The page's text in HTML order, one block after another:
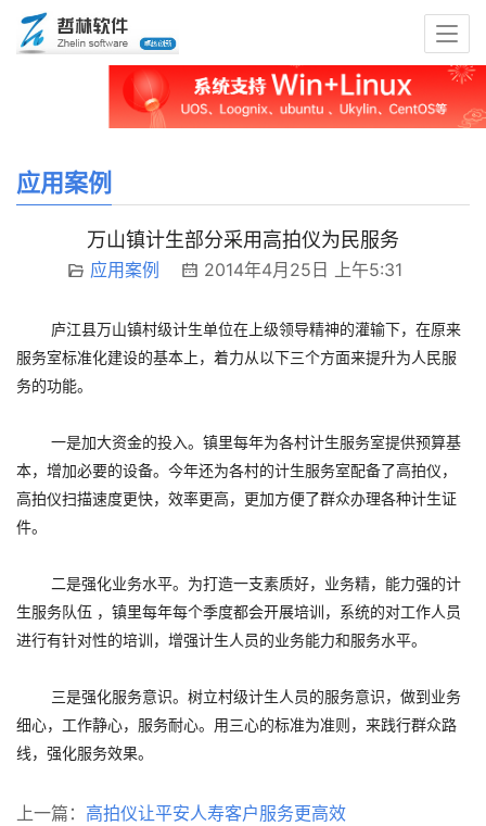
应用案例
万山镇计生部分采用高拍仪为民服务
应用案例 2014年4月25日 上午5:31
庐江县万山镇村级计生单位在上级领导精神的灌输下，在原来
服务室标准化建设的基本上，着力从以下三个方面来提升为人民服
务的功能。
一是加大资金的投入。镇里每年为各村计生服务室提供预算基
本，增加必要的设备。今年还为各村的计生服务室配备了高拍仪，
高拍仪扫描速度更快，效率更高，更加方便了群众办理各种计生证
件。
二是强化业务水平。为打造一支素质好，业务精，能力强的计
生服务队伍 ，镇里每年每个季度都会开展培训，系统的对工作人员
进行有针对性的培训，增强计生人员的业务能力和服务水平。
三是强化服务意识。树立村级计生人员的服务意识，做到业务
细心，工作静心，服务耐心。用三心的标准为准则，来践行群众路
线，强化服务效果。
上一篇： 高拍仪让平安人寿客户服务更高效